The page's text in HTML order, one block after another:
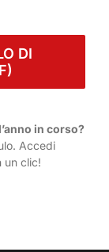
DI
in corso?
Accedi
un clic!